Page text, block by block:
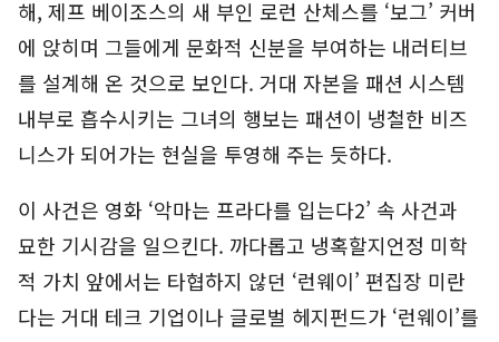
해, 제프 베이조스의 새 부인 로런 산체스를 ‘보그’ 커버
에 앉히며 그들에게 문화적 신분을 부여하는 내러티브
를 설계해 온 것으로 보인다. 거대 자본을 패션 시스템
내부로 흡수시키는 그녀의 행보는 패션이 냉철한 비즈
니스가 되어가는 현실을 투영해 주는 듯하다.
이 사건은 영화 ‘악마는 프라다를 입는다2’ 속 사건과
묘한 기시감을 일으킨다. 까다롭고 냉혹할지언정 미학
적 가치 앞에서는 타협하지 않던 ‘런웨이’ 편집장 미란
다는 거대 테크 기업이나 글로벌 헤지펀드가 ‘런웨이’를